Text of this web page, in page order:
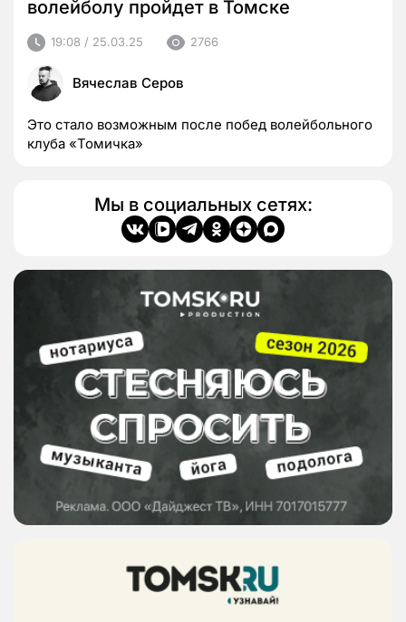
волейболу пройдет в Томске
19:08 / 25.03.25 2766
Вячеслав Серов
Это стало возможным после побед волейбольного
клуба «Томичка»
Мы в социальных сетях: